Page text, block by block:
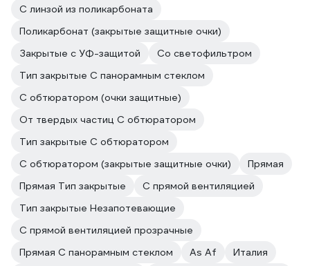
С линзой из поликарбоната
Поликарбонат (закрытые защитные очки)
Закрытые с УФ-защитой
Со светофильтром
Тип закрытые С панорамным стеклом
С обтюратором (очки защитные)
От твердых частиц С обтюратором
Тип закрытые С обтюратором
С обтюратором (закрытые защитные очки)
Прямая
Прямая Тип закрытые
С прямой вентиляцией
Тип закрытые Незапотевающие
С прямой вентиляцией прозрачные
Прямая С панорамным стеклом
As Af
Италия